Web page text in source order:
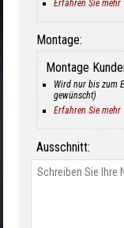
Erfahren Sie mehr
Montage:
Montage
Wird nur bis zum
gewünscht)
Erfahren Sie mehr
Ausschnitt: